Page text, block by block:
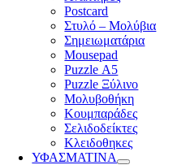
Postcard
Στυλό – Μολύβια
Σημειωματάρια
Mousepad
Puzzle Α5
Puzzle Ξύλινο
Μολυβοθήκη
Κουμπαράδες
Σελιδοδείκτες
Κλειδοθηκες
ΥΦΑΣΜΑΤΙΝΑ